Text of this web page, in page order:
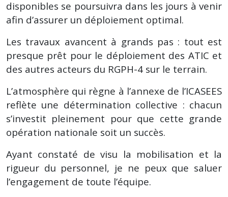
disponibles se poursuivra dans les jours à venir
afin d’assurer un déploiement optimal.
Les travaux avancent à grands pas : tout est
presque prêt pour le déploiement des ATIC et
des autres acteurs du RGPH-4 sur le terrain.
L’atmosphère qui règne à l’annexe de l’ICASEES
reflète une détermination collective : chacun
s’investit pleinement pour que cette grande
opération nationale soit un succès.
Ayant constaté de visu la mobilisation et la
rigueur du personnel, je ne peux que saluer
l’engagement de toute l’équipe.